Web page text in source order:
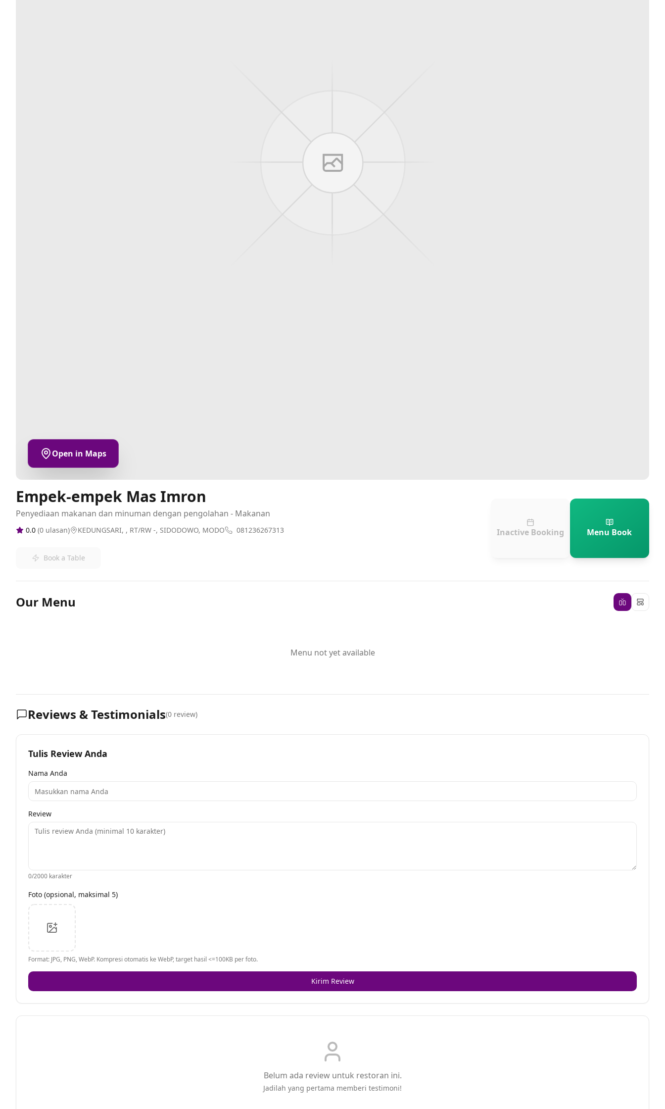
Open in Maps
Empek-empek Mas Imron
Penyediaan makanan dan minuman dengan pengolahan - Makanan
0.0 (0 ulasan) KEDUNGSARI, , RT/RW -, SIDODOWO, MODO 081236267313
Book a Table
Inactive Booking Menu Book
Our Menu
Menu not yet available
Reviews & Testimonials(0 review)
Tulis Review Anda
Nama Anda
Review
0/2000 karakter
Foto (opsional, maksimal 5)
Format: JPG, PNG, WebP. Kompresi otomatis ke WebP, target hasil <=100KB per foto.
Kirim Review
Belum ada review untuk restoran ini.
Jadilah yang pertama memberi testimoni!